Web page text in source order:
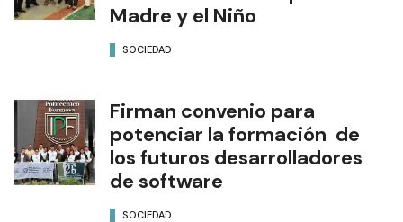
Madre y el Niño
SOCIEDAD
Firman convenio para
potenciar la formación de
los futuros desarrolladores
de software
SOCIEDAD